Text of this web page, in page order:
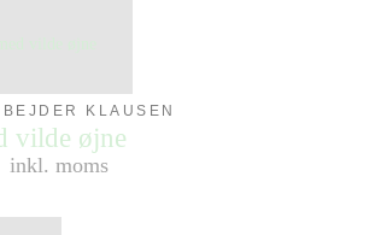
KLAUSEN
vilde øjne
inkl. moms